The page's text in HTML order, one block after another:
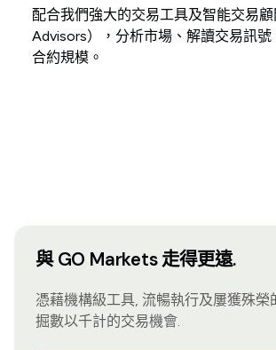
配合我們強大的交易工具及智能交易
Advisors），分析市場、解讀交易訊號
合約規模。
與 GO Markets 走得更遠.
憑藉機構級工具, 流暢執行及屢獲殊榮
掘數以千計的交易機會.